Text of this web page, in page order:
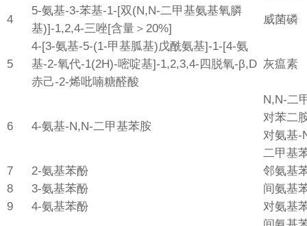
4
5-氨基-3-苯基-1-[双(N,N-二甲基氨基氧膦
基)]-1,2,4-三唑[含量＞20%]
威菌磷
5
4-[3-氨基-5-(1-甲基胍基)戊酰氨基]-1-[4-氨
基-2-氧代-1(2H)-嘧啶基]-1,2,3,4-四脱氧-β,D
赤己-2-烯吡喃糖醛酸
灰瘟素
6 4-氨基-N,N-二甲基苯胺
N,N-二
对苯二
对氨基-
二甲基
7
2-氨基苯酚
邻氨基
8
3-氨基苯酚
间氨基
9
4-氨基苯酚
对氨基